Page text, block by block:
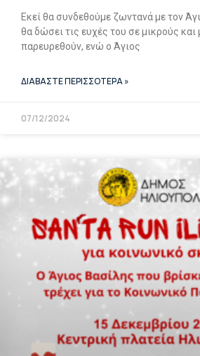
Εκεί θα συνδεθούμε ζωντανά με τον
θα δώσει τις ευχές του σε μικρούς
παρευρεθούν, ενώ ο Άγιος
ΔΙΑΒΑΣΤΕ ΠΕΡΙΣΣΟΤΕΡΑ »
07/12/2024